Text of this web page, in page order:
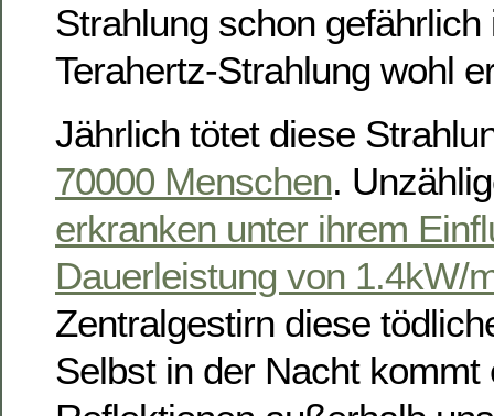
Strahlung schon
Terahertz-Strahlung wohl
Jährlich tötet diese
70000 Menschen.
erkranken unter ihrem
Dauerleistung von 1.4kW/
Zentralgestirn diese
Selbst in der Nacht